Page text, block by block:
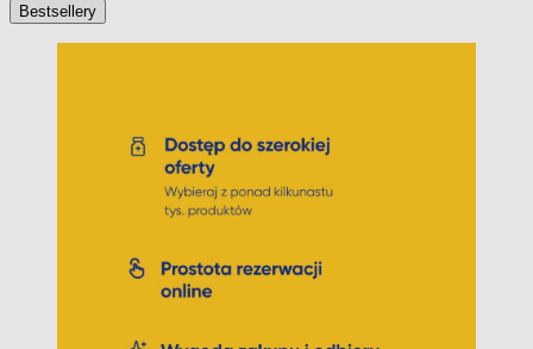
Bestsellery